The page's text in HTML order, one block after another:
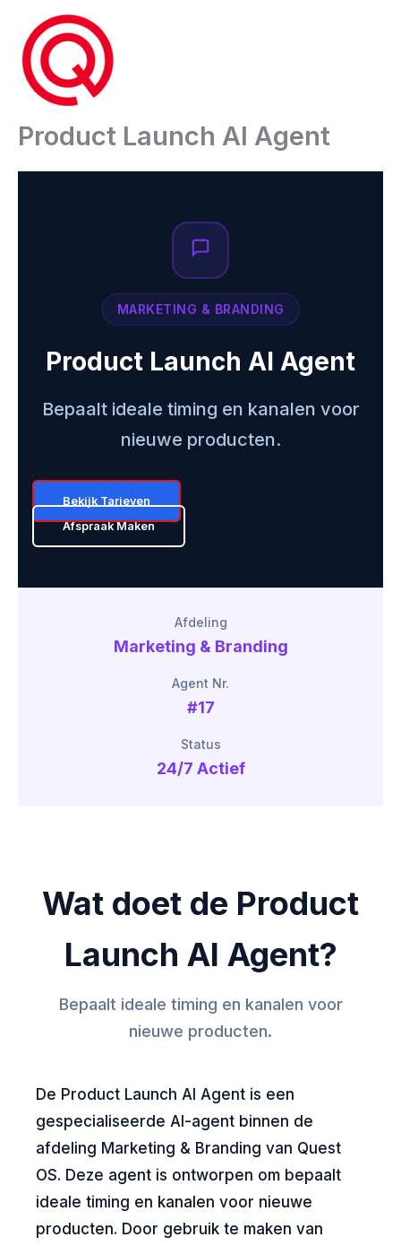
inhoud
Product Launch AI Agent
MARKETING & BRANDING
Product Launch AI Agent
Bepaalt ideale timing en kanalen voor
nieuwe producten.
Bekijk Tarieven
Afspraak Maken
Afdeling
Marketing & Branding
Agent Nr.
#17
Status
24/7 Actief
Wat doet de Product
Launch AI Agent?
Bepaalt ideale timing en kanalen voor
nieuwe producten.
De Product Launch AI Agent is een
gespecialiseerde AI-agent binnen de
afdeling Marketing & Branding van Quest
OS. Deze agent is ontworpen om bepaalt
ideale timing en kanalen voor nieuwe
producten. Door gebruik te maken van